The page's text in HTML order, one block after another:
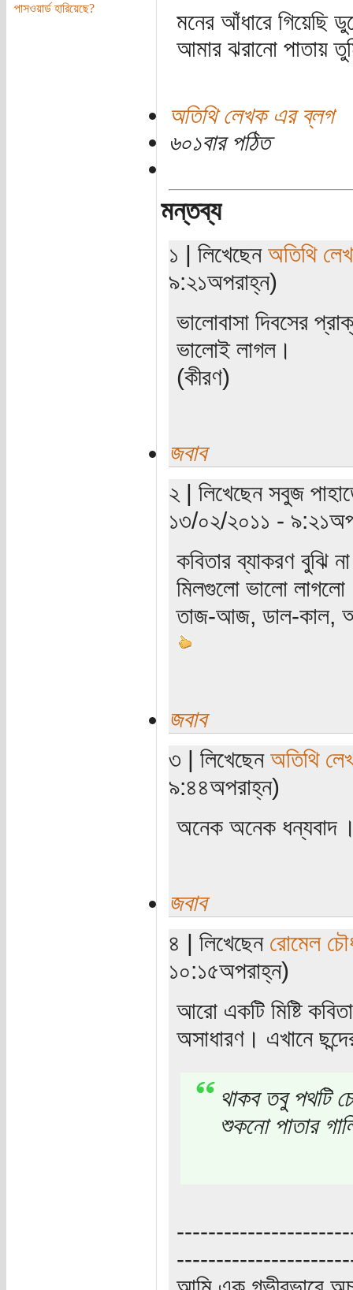
পাসওয়ার্ড হারিয়েছে?
মনের আঁধারে গিয়েছি
আমার ঝরানো পাতায়
অতিথি লেখক এর ব্লগ
৬০১বার পঠিত
মন্তব্য
১ | লিখেছেন অতিথি
৯:২১অপরাহ্ন)
ভালোবাসা দিবসের
ভালোই লাগল।
(কীরণ)
জবাব
২ | লিখেছেন সবুজ
১৩/০২/২০১১ -
কবিতার ব্যাকরণ বুঝি
মিলগুলো ভালো
তাজ-আজ, ডাল-কাল,
জবাব
৩ | লিখেছেন অতিথি
৯:৪৪অপরাহ্ন)
অনেক অনেক ধন্যবাদ
জবাব
৪ | লিখেছেন রোমেল
১০:১৫অপরাহ্ন)
আরো একটি মিষ্টি
অসাধারণ। এখানে
থাকব তবু পথটি
শুকনো পাতার